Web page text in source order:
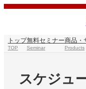
内
キ
トップ
TOP
無料セミナー
Seminar
商品・
Products
スケジュ